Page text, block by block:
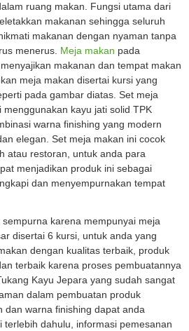
ruang makan. Fungsi utama dari
makanan sehingga seluruh
makanan dengan nyaman tanpa
menerus. Meja makan pada
makanan dan tempat makan
meja makan disertai kursi yang
pada gambar diatas. Set meja
kayu jati solid TPK
warna finishing yang modern
elegan. Set meja makan ini cocok
atau restoran, untuk anda para
menjadikan produk ini sebagai
dan menyempurnakan tempat
sempurna karena mempunyai meja
disertai 6 kursi, untuk anda yang
dengan kualitas terbaik, produk
terbaik karena proses pembuatannya
Kayu Jepara yang sudah sangat
dalam pembuatan produk
dan warna finishing dapat anda
terlebih dahulu, informasi pemesanan